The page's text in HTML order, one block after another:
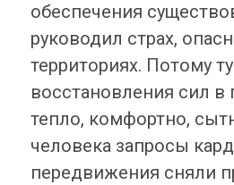
обеспечения
руководил страх,
территориях. Потому
восстановления сил в
тепло, комфортно,
человека запросы
передвижения сняли